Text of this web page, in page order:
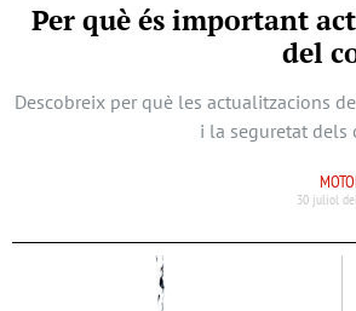
Per què és important
del
Descobreix per què les actualitzacions
i la seguretat dels
30 juliol